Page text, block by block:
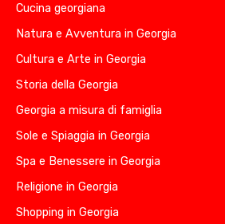
Cucina georgiana
Natura e Avventura in Georgia
Cultura e Arte in Georgia
Storia della Georgia
Georgia a misura di famiglia
Sole e Spiaggia in Georgia
Spa e Benessere in Georgia
Religione in Georgia
Shopping in Georgia